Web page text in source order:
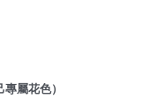
專屬花色）